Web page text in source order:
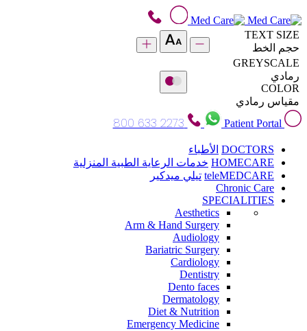
TEXT SIZE
حجم الخط
GREYSCALE
رمادي
COLOR
مقياس رمادي
Patient Portal
800 633 2273
DOCTORS الأطباء
HOMECARE خدمات الرعاية الطبية المنزلية
teleMEDCARE تيلي ميدكير
Chronic Care
SPECIALITIES
Aesthetics
Arm & Hand Surgery
Audiology
Bariatric Surgery
Cardiology
Dentistry
Dento faces
Dermatology
Diet & Nutrition
Emergency Medicine